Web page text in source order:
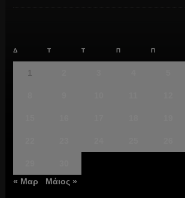
Δ Τ Τ Π Π
1
« Μαρ
Μάιος »